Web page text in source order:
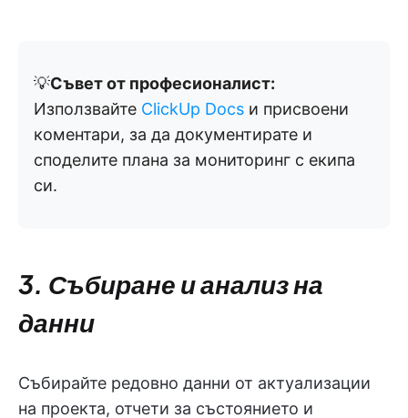
💡Съвет от професионалист:
Използвайте ClickUp Docs и присвоени
коментари, за да документирате и
споделите плана за мониторинг с екипа
си.
3. Събиране и анализ на
данни
Събирайте редовно данни от актуализации
на проекта, отчети за състоянието и